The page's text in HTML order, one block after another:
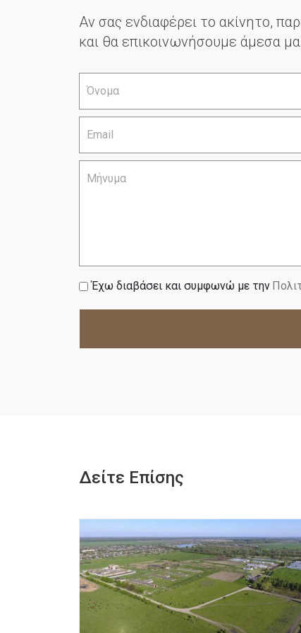
Αν σας ενδιαφέρει το ακίνητο,
και θα επικοινωνήσουμε άμεσα
Έχω διαβάσει και συμφωνώ με την
Δείτε Επίσης